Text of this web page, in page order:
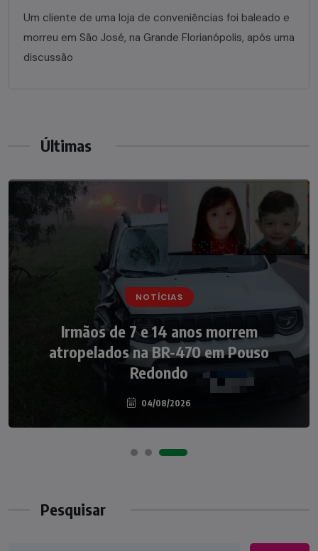
Um cliente de uma loja de conveniências foi baleado e
morreu em São José, na Grande Florianópolis, após uma
discussão
Últimas
NOTÍCIAS
Irmãos de 7 e 14 anos morrem
atropelados na BR-470 em Pouso
Redondo
04/08/2026
NOTÍCIAS
Nádia Menegazzi leva o nome de Taió ao
palco do Programa Silvio Santos
07/08/2026
Pesquisar